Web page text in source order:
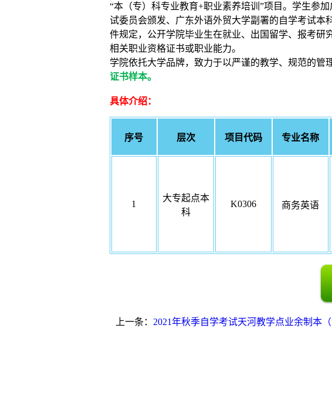
“本（专）科专业教育+职业素养培训”项目。学生参
试委员会颁发、广东外语外贸大学副署的自学考试
件规定，公开学院毕业生在就业、出国留学、报考
相关职业资格证书或职业能力。
学院依托大学品牌，致力于以严谨的教学、规范的管
证书样本。
具体介绍：
序号 层次 项目代码 专业名称
1
大专起点本
科
K0306 商务英语
上一条： 2021年秋季自学考试天河教学点业余制本